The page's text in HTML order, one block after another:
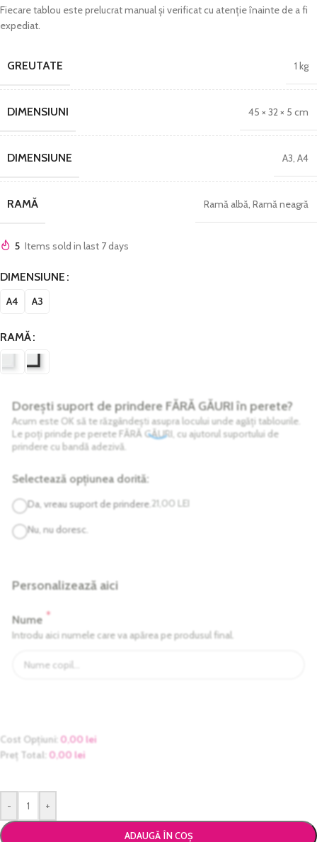
Fiecare tablou este prelucrat manual și verificat cu atenție înainte de a fi
expediat.
GREUTATE 1 kg
DIMENSIUNI 45 × 32 × 5 cm
DIMENSIUNE A3 A4
RAMĂ Ramă albă Ramă neagră
5 Items sold in last 7 days
DIMENSIUNE
A4 A3
RAMĂ
Dorești suport de prindere FĂRĂ GĂURI în perete?
Acum este OK să te răzgândești asupra locului unde agăți tablourile.
Le poți prinde pe perete FĂRĂ GĂURI, cu ajutorul suportului de
prindere cu bandă adezivă.
Selectează opțiunea dorită:
Da, vreau suport de prindere. 21,00 LEI
Nu, nu doresc.
Personalizează aici
Nume *
Introdu aici numele care va apărea pe produsul final.
Cost Opțiuni: 0,00lei
Preț Total: 0,00lei
- +
ADAUGĂ ÎN COȘ